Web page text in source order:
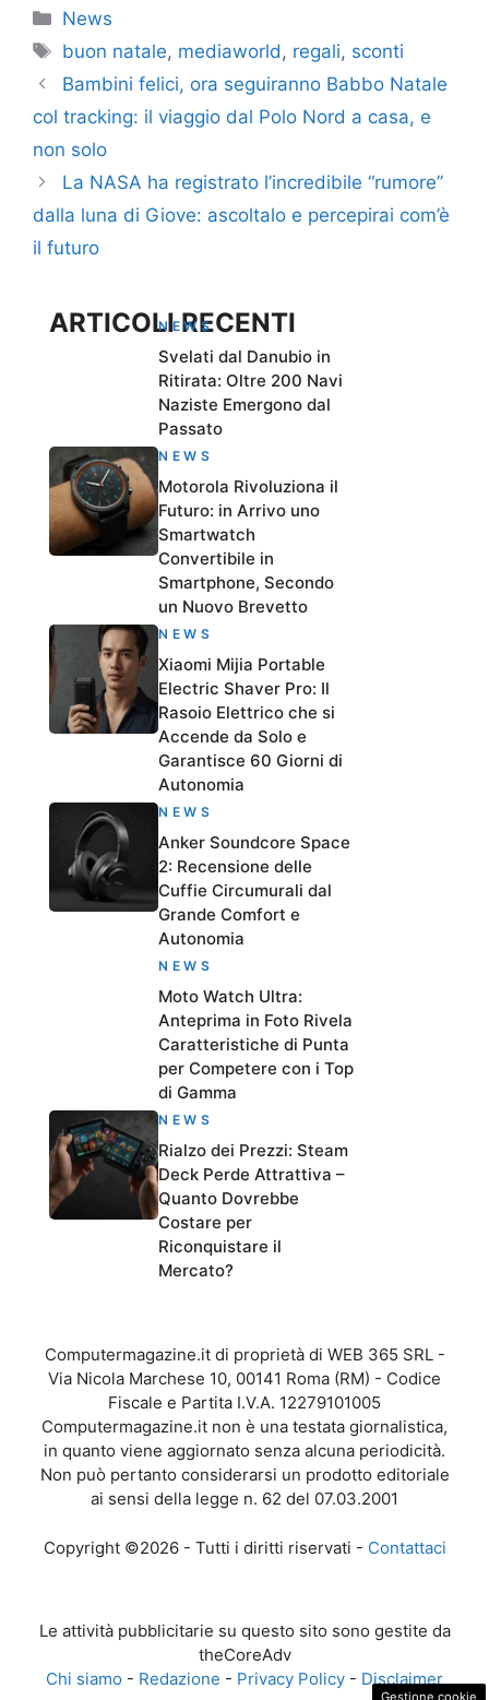
Categorie
News
Tag
buon natale, mediaworld, regali, sconti
Bambini felici, ora seguiranno Babbo Natale
col tracking: il viaggio dal Polo Nord a casa, e
non solo
La NASA ha registrato l’incredibile “rumore”
dalla luna di Giove: ascoltalo e percepirai com’è
il futuro
ARTICOLI RECENTI
NEWS
Svelati dal Danubio in
Ritirata: Oltre 200 Navi
Naziste Emergono dal
Passato
NEWS
Motorola Rivoluziona il
Futuro: in Arrivo uno
Smartwatch
Convertibile in
Smartphone, Secondo
un Nuovo Brevetto
NEWS
Xiaomi Mijia Portable
Electric Shaver Pro: Il
Rasoio Elettrico che si
Accende da Solo e
Garantisce 60 Giorni di
Autonomia
NEWS
Anker Soundcore Space
2: Recensione delle
Cuffie Circumurali dal
Grande Comfort e
Autonomia
NEWS
Moto Watch Ultra:
Anteprima in Foto Rivela
Caratteristiche di Punta
per Competere con i Top
di Gamma
NEWS
Rialzo dei Prezzi: Steam
Deck Perde Attrattiva –
Quanto Dovrebbe
Costare per
Riconquistare il
Mercato?
Computermagazine.it di proprietà di WEB 365 SRL -
Via Nicola Marchese 10, 00141 Roma (RM) - Codice
Fiscale e Partita I.V.A. 12279101005
Computermagazine.it non è una testata giornalistica,
in quanto viene aggiornato senza alcuna periodicità.
Non può pertanto considerarsi un prodotto editoriale
ai sensi della legge n. 62 del 07.03.2001
Copyright ©2026 - Tutti i diritti riservati - Contattaci
Le attività pubblicitarie su questo sito sono gestite da
theCoreAdv
Chi siamo - Redazione - Privacy Policy - Disclaimer
Gestione cookie